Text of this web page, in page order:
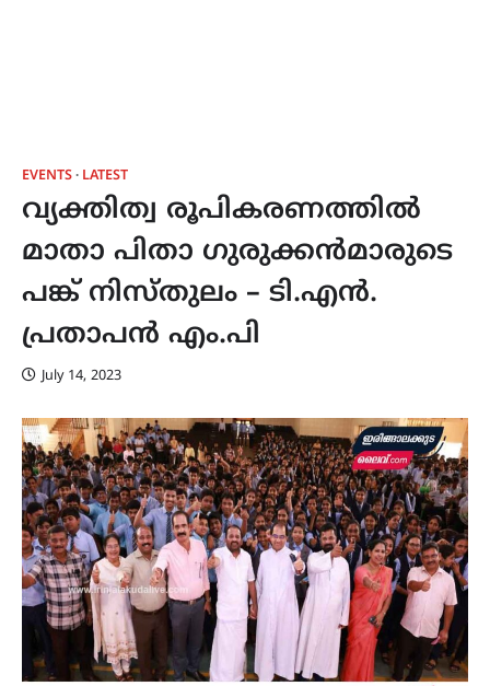
EVENTS LATEST
വ്യക്തിത്വ രൂപികരണത്തിൽ
മാതാ പിതാ ഗുരുക്കൻമാരുടെ
പങ്ക് നിസ്തുലം – ടി.എൻ.
പ്രതാപൻ എം.പി
July 14, 2023